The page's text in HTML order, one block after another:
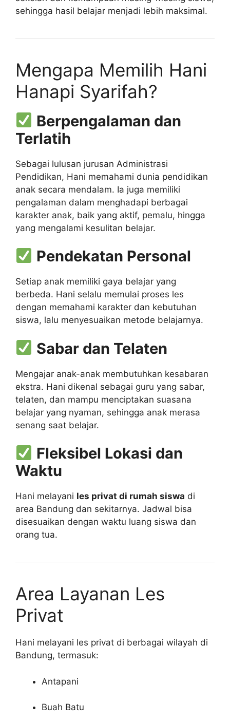
sehingga hasil belajar menjadi lebih maksimal.
Mengapa Memilih Hani
Hanapi Syarifah?
Berpengalaman dan
Terlatih
Sebagai lulusan jurusan Administrasi
Pendidikan, Hani memahami dunia pendidikan
anak secara mendalam. Ia juga memiliki
pengalaman dalam menghadapi berbagai
karakter anak, baik yang aktif, pemalu, hingga
yang mengalami kesulitan belajar.
Pendekatan Personal
Setiap anak memiliki gaya belajar yang
berbeda. Hani selalu memulai proses les
dengan memahami karakter dan kebutuhan
siswa, lalu menyesuaikan metode belajarnya.
Sabar dan Telaten
Mengajar anak-anak membutuhkan kesabaran
ekstra. Hani dikenal sebagai guru yang sabar,
telaten, dan mampu menciptakan suasana
belajar yang nyaman, sehingga anak merasa
senang saat belajar.
Fleksibel Lokasi dan
Waktu
Hani melayani les privat di rumah siswa di
area Bandung dan sekitarnya. Jadwal bisa
disesuaikan dengan waktu luang siswa dan
orang tua.
Area Layanan Les
Privat
Hani melayani les privat di berbagai wilayah di
Bandung, termasuk:
Antapani
Buah Batu